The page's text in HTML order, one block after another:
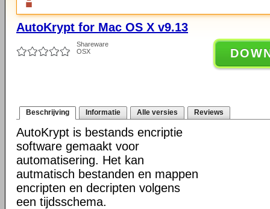
AutoKrypt for Mac OS X v9.13
Shareware
OSX
Beschrijving Informatie Alle versies Reviews
AutoKrypt is bestands encriptie
software gemaakt voor
automatisering. Het kan
autmatisch bestanden en mappen
encripten en decripten volgens
een tijdsschema.